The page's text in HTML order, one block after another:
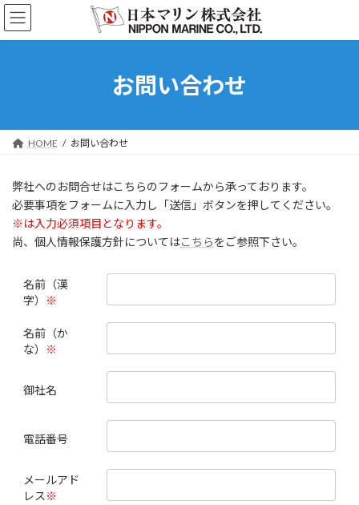
コ
ン
テ
ナ
ビ
ゲ
お問い合わせ
HOME お問い合わせ
弊社へのお問合せはこちらのフォームから承っております。
必要事項をフォームに入力し「送信」ボタンを押してください。
※は入力必須項目となります。
尚、個人情報保護方針についてはこちらをご参照下さい。
名前（漢
字）
※
名前（か
な）
※
御社名
電話番号
メールアド
レス ※